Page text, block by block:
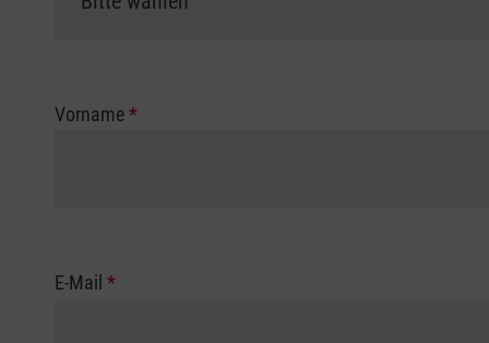
Vorname*
E-Mail *